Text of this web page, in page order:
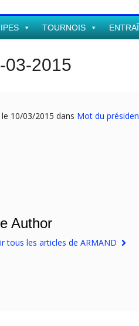
TOURNOIS
03-2015
le 10/03/2015 dans Mot du
Author
tous les articles de ARMAND